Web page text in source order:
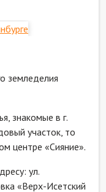
земледелия
знакомые в г.
участок, то
центре «Сияние».
ул.
«Верх-Исетский